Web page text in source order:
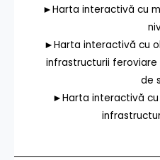
►Harta interactivă cu
►Harta interactivă cu
infrastructurii
de
►Harta interactivă